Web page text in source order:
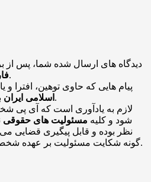
دیدگاه های ارسال شده شما، پس
منتشر خواهد شد.
پیام هایی که حاوی توهین، افترا و
اسلامی ایران باشد منتشر نخواهد شد.
لازم به یادآوری است که آی پی
شود و کلیه مسئولیت های حقوقی
نظر بوده و قابل پیگیری قضایی
گونه شکایت مسئولیت بر عهده شخص نظر دهنده خواهد بود.